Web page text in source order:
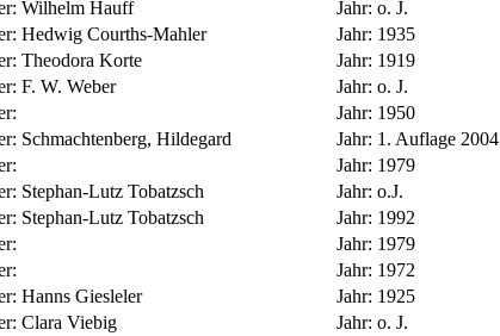
Wilhelm Hauff Jahr: o. J.
Hedwig Courths-Mahler Jahr: 1935
Theodora Korte Jahr: 1919
F. W. Weber Jahr: o. J.
Jahr: 1950
Schmachtenberg, Hildegard Jahr: 1. Auflage 2004
Jahr: 1979
Stephan-Lutz Tobatzsch Jahr: o.J.
Stephan-Lutz Tobatzsch Jahr: 1992
Jahr: 1979
Jahr: 1972
Hanns Giesleler Jahr: 1925
Clara Viebig Jahr: o. J.